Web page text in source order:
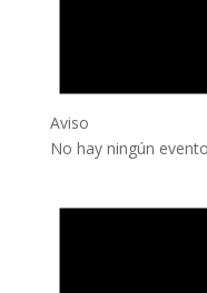
Aviso
No hay ningún